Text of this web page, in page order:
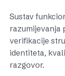
Sustav
razumijevanja
verifikacije
identiteta,
razgovor.